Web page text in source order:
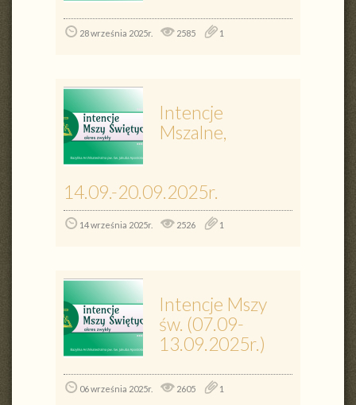
28 września 2025r. 2585 1
Intencje
Mszalne,
14.09.-20.09.2025r.
14 września 2025r. 2526 1
Intencje Mszy
św. (07.09-
13.09.2025r.)
06 września 2025r. 2605 1